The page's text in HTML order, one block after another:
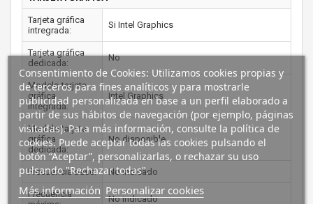
Tarjeta gráfica
intregrada:
Si Intel Graphics
Tarjeta gráfica
dedicada:
No
Modelo tarjeta
gráfica
integrada:
Intel Graphics
Modelo tarjeta
gráfica
dedicada:
No disponible
Frecuencia base: No indicado
Frecuencia
No indicado
Consentimiento de Cookies: Utilizamos cookies propias y
de terceros para fines analíticos y para mostrarle
publicidad personalizada en base a un perfil elaborado a
partir de sus hábitos de navegación (por ejemplo, páginas
visitadas). Para más información, consulte la política de
cookies. Puede aceptar todas las cookies pulsando el
botón “Aceptar”, personalizarlas, o rechazar su uso
pulsando "Rechazar todas".
Más información Personalizar cookies